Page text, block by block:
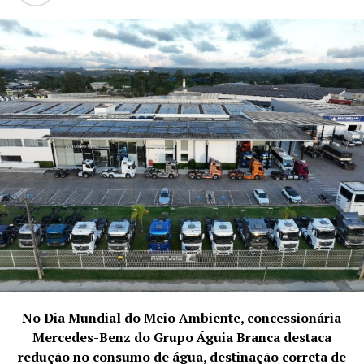
sucata metálica ferrosa. A parceria tem o princípio de
incentivar o cuidado com o ciclo de vida dos resíduos e
gerar impactos em sustentabilidade.
“É um orgulho para a Gerdau fazer parte dessa iniciativa
de educação alinhada ao conceito de economia circular,
que reforça o compromisso com a criação de soluções
No Dia Mundial do Meio Ambiente, concessionária
Mercedes-Benz do Grupo Águia Branca destaca
redução no consumo de água, destinação correta de